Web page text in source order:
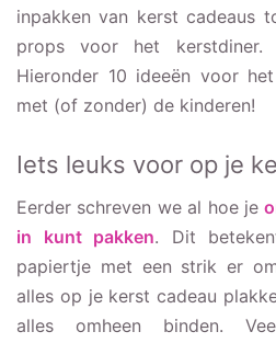
inpakken van kerst cadeaus
props voor het kerstdiner.
Hieronder 10 ideeën voor
met (of zonder) de kinderen!
Iets leuks voor op je
Eerder schreven we al hoe je
in kunt pakken. Dit
papiertje met een strik er
alles op je kerst cadeau
alles omheen binden.